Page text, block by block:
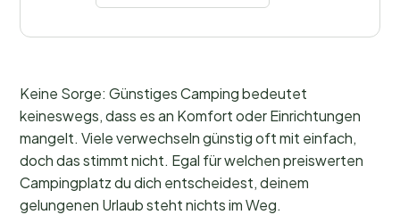
Keine Sorge: Günstiges Camping bedeutet
keineswegs, dass es an Komfort oder Einrichtungen
mangelt. Viele verwechseln günstig oft mit einfach,
doch das stimmt nicht. Egal für welchen preiswerten
Campingplatz du dich entscheidest, deinem
gelungenen Urlaub steht nichts im Weg.